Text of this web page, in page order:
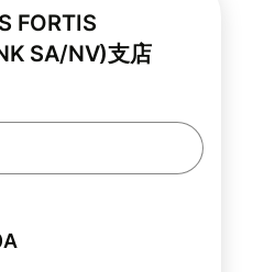
FORTIS
SA/NV)支店